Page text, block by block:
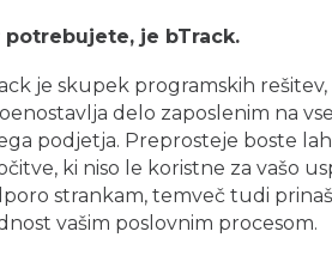
potrebujete, je bTrack.
je skupek programskih
delo zaposlenim na
podjetja. Preprosteje boste
ki niso le koristne za vašo
strankam, temveč tudi
vašim poslovnim procesom.